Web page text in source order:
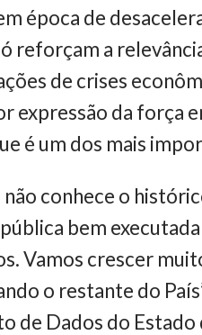
época de
reforçam a
de crises
expressão da
é um dos mais
não conhece o
bem
Vamos crescer
o restante do
de Dados do